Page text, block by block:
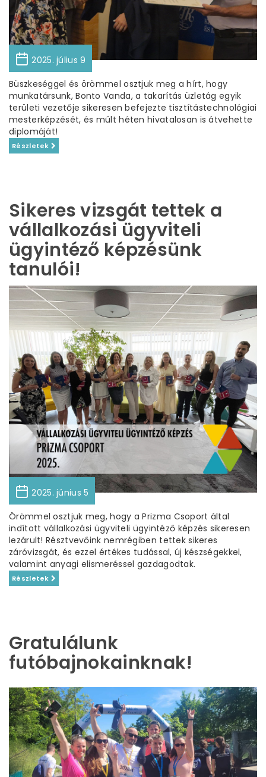
2025. július 9
Büszkeséggel és örömmel osztjuk meg a hírt, hogy
munkatársunk, Bonto Vanda, a takarítás üzletág egyik
területi vezetője sikeresen befejezte tisztítástechnológiai
mesterképzését, és múlt héten hivatalosan is átvehette
diplomáját!
Részletek
Sikeres vizsgát tettek a
vállalkozási ügyviteli
ügyintéző képzésünk
tanulói!
2025. június 5
Örömmel osztjuk meg, hogy a Prizma Csoport által
indított vállalkozási ügyviteli ügyintéző képzés sikeresen
lezárult! Résztvevőink nemrégiben tettek sikeres
záróvizsgát, és ezzel értékes tudással, új készségekkel,
valamint anyagi elismeréssel gazdagodtak.
Részletek
Gratulálunk
futóbajnokainknak!